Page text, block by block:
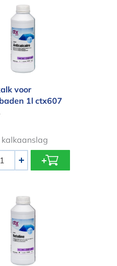
kalk voor zwembaden 1l
voor
1l ctx607
kalkaanslag
+
in glasvezel en
Waterlijnreiniger